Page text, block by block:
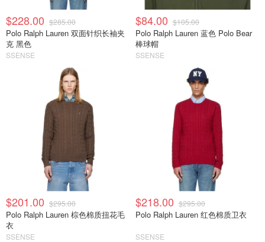
$228.00 $285.00
Polo Ralph Lauren 双面针织长袖夹
克 黑色
SSENSE
$84.00 $105.00
Polo Ralph Lauren 蓝色 Polo Bear
棒球帽
SSENSE
$201.00 $295.00
Polo Ralph Lauren 棕色棉质扭花毛
衣
SSENSE
$218.00 $295.00
Polo Ralph Lauren 红色棉质卫衣
SSENSE